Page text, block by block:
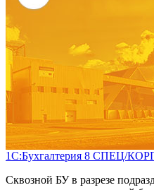
1С:Бухгалтерия 8 СПЕЦ/
Сквозной БУ в разрезе